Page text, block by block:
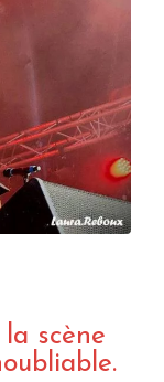
scène